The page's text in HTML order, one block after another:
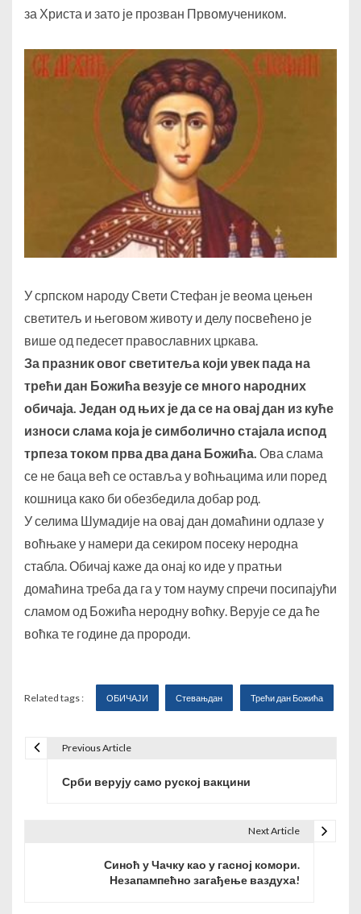
за Христа и зато је прозван Првомучеником.
У српском народу Свети Стефан је веома цењен
светитељ и његовом животу и делу посвећено је
више од педесет православних цркава.
За празник овог светитеља који увек пада на
трећи дан Божића везује се много народних
обичаја. Један од њих је да се на овај дан из куће
износи слама која је симболично стајала испод
трпеза током прва два дана Божића. Ова слама
се не баца већ се оставља у воћњацима или поред
кошница како би обезбедила добар род.
У селима Шумадије на овај дан домаћини одлазе у
воћњаке у намери да секиром посеку неродна
стабла. Обичај каже да онај ко иде у пратњи
домаћина треба да га у том науму спречи посипајући
сламом од Божића неродну воћку. Верује се да ће
воћка те године да пророди.
Related tags : ОБИЧАЈИ Стевањдан Трећи дан Божића
Previous Article
Срби верују само руској вакцини
Next Article
Синоћ у Чачку као у гасној комори.
Незапампећно загађење ваздуха!